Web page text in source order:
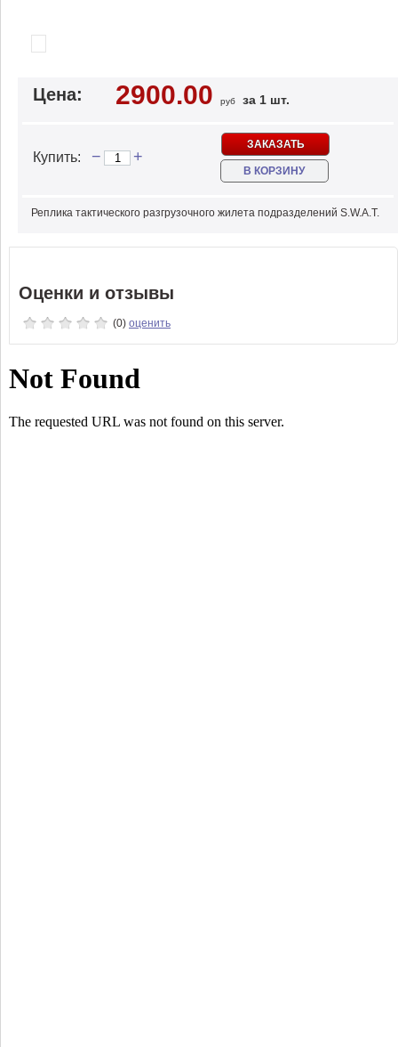
Цена: 2900.00 руб за 1 шт.
Купить: − +
ЗАКАЗАТЬ
В КОРЗИНУ
Реплика тактического разгрузочного жилета подразделений S.W.A.T.
Оценки и отзывы
(0) оценить